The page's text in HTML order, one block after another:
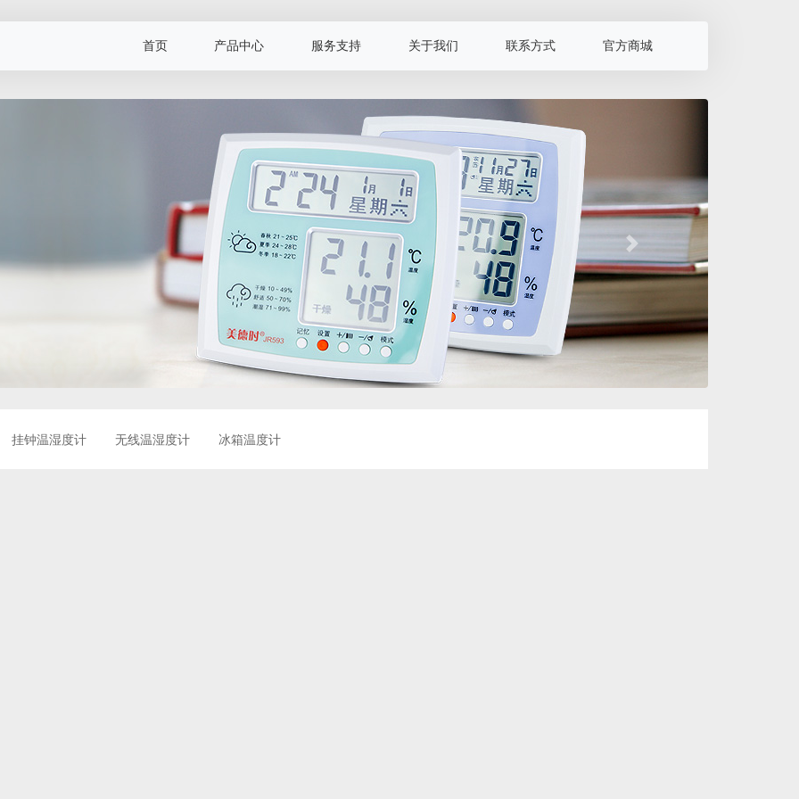
首页 产品中心 服务支持 关于我们 联系方式 官方商城
下一页
挂钟温湿度计 无线温湿度计 冰箱温度计